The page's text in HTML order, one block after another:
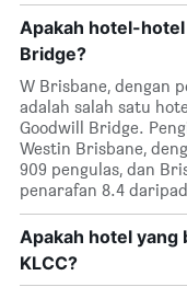
Apakah hotel-
Bridge?
W Brisbane, dengan
adalah salah satu
Goodwill Bridge.
Westin Brisbane,
909 pengulas, dan
penarafan 8.4
Apakah hotel yang
KLCC?